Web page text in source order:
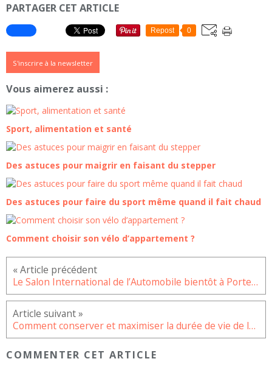
PARTAGER CET ARTICLE
Repost 0
S'inscrire à la newsletter
Vous aimerez aussi :
Sport, alimentation et santé
Des astuces pour maigrir en faisant du stepper
Des astuces pour faire du sport même quand il fait chaud
Comment choisir son vélo d’appartement ?
Le Salon International de l’Automobile bientôt à Porte de Versailles
Comment conserver et maximiser la durée de vie de la batterie iPhone 7 ?
COMMENTER CET ARTICLE